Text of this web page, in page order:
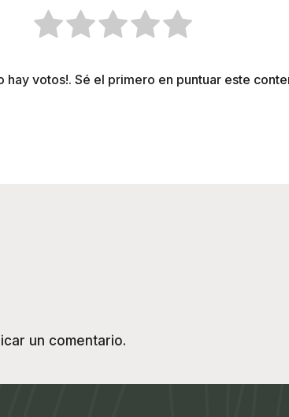
hay votos!. Sé el primero en puntuar este
un comentario.